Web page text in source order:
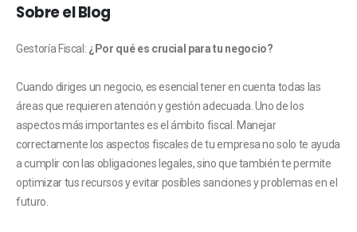
Sobre el Blog
Gestoría Fiscal: ¿Por qué es crucial para tu negocio?
Cuando diriges un negocio, es esencial tener en cuenta todas las
áreas que requieren atención y gestión adecuada. Uno de los
aspectos más importantes es el ámbito fiscal. Manejar
correctamente los aspectos fiscales de tu empresa no solo te ayuda
a cumplir con las obligaciones legales, sino que también te permite
optimizar tus recursos y evitar posibles sanciones y problemas en el
futuro.